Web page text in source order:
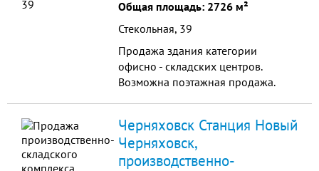
Общая площадь: 2726 м²
Стекольная, 39
Продажа здания категории
офисно - складских центров.
Возможна поэтажная продажа.
коммуникации. В составе зд
Черняховск Станция Новый
Черняховск,
производственно-